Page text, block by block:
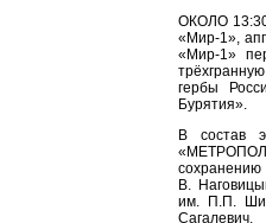
ОКОЛО 13:30
«Мир-1»,
«Мир-1»
гербы
Бурятия».
В состав
сохранению
В.
им. П.П.
Сагалевич.